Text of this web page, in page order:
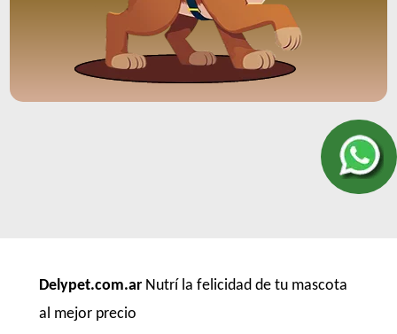
Delypet.com.ar Nutrí la felicidad de tu mascota
al mejor precio